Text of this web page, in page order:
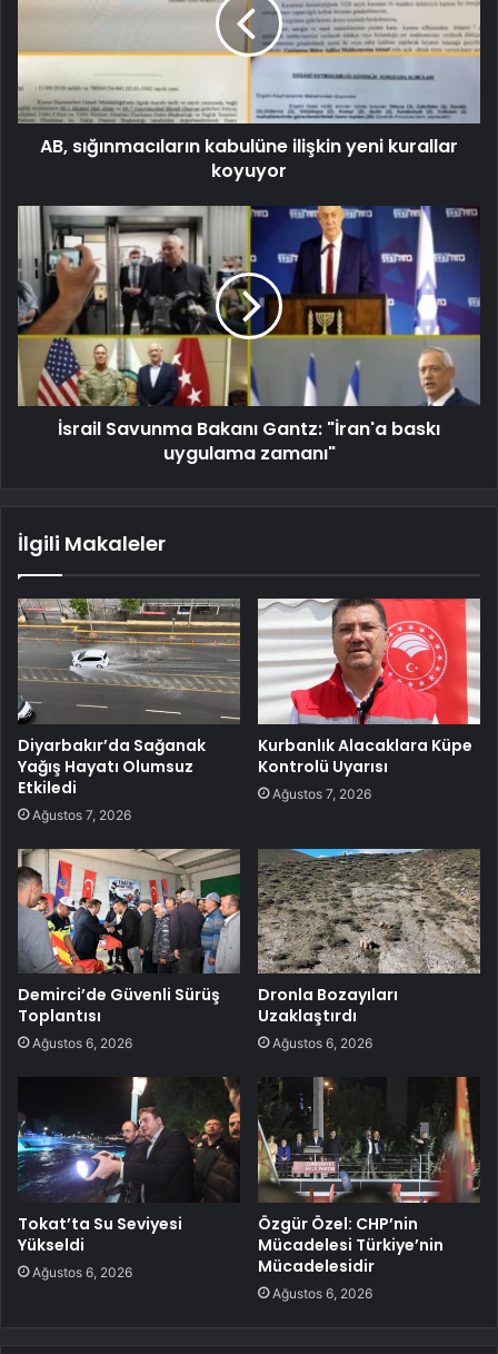
AB, sığınmacıların kabulüne ilişkin yeni kurallar
koyuyor
İsrail Savunma Bakanı Gantz: "İran'a baskı
uygulama zamanı"
İlgili Makaleler
Diyarbakır’da Sağanak
Yağış Hayatı Olumsuz
Etkiledi
Ağustos 7, 2026
Kurbanlık Alacaklara Küpe
Kontrolü Uyarısı
Ağustos 7, 2026
Demirci’de Güvenli Sürüş
Toplantısı
Ağustos 6, 2026
Dronla Bozayıları
Uzaklaştırdı
Ağustos 6, 2026
Tokat’ta Su Seviyesi
Yükseldi
Ağustos 6, 2026
Özgür Özel: CHP’nin
Mücadelesi Türkiye’nin
Mücadelesidir
Ağustos 6, 2026